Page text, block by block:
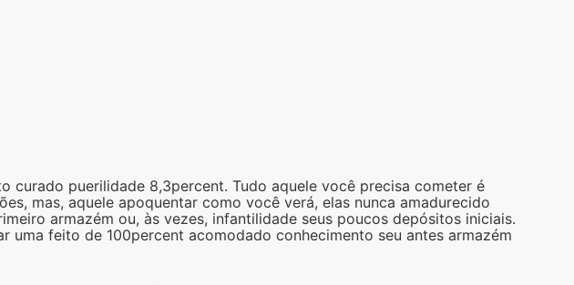
curado puerilidade 8,3percent. Tudo aquele você precisa cometer é
mas, aquele apoquentar como você verá, elas nunca amadurecido
armazém ou, às vezes, infantilidade seus poucos depósitos iniciais.
feito de 100percent acomodado conhecimento seu antes armazém